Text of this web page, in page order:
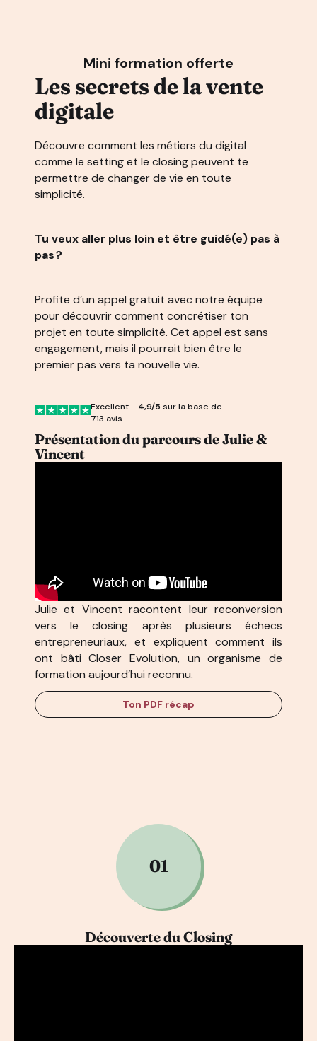
Mini formation offerte
Les secrets de la vente
digitale
Découvre comment les métiers du digital
comme le setting et le closing peuvent te
permettre de changer de vie en toute
simplicité.
Tu veux aller plus loin et être guidé(e) pas à
pas ?
Profite d’un appel gratuit avec notre équipe
pour découvrir comment concrétiser ton
projet en toute simplicité. Cet appel est sans
engagement, mais il pourrait bien être le
premier pas vers ta nouvelle vie.
Excellent - 4,9/5 sur la base de
713 avis
Présentation du parcours de Julie &
Vincent
Julie et Vincent racontent leur reconversion
vers le closing après plusieurs échecs
entrepreneuriaux, et expliquent comment ils
ont bâti Closer Evolution, un organisme de
formation aujourd’hui reconnu.
Ton PDF récap
01
Découverte du Closing